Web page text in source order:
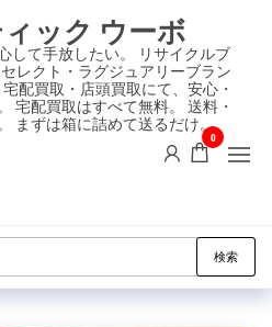
ック ウーボ
して手放したい。 リサイクルブ
レクト・ラグジュアリーブラン
配買取・店頭買取にて、安心・
宅配買取はすべて無料。 送料・
まずは箱に詰めて送るだけ。
0
検索